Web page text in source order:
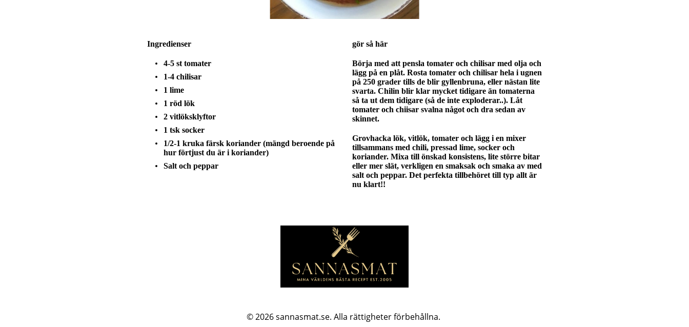
Ingredienser
4-5 st tomater
1-4 chilisar
1 lime
1 röd lök
2 vitlöksklyftor
1 tsk socker
1/2-1 kruka färsk koriander (mängd beroende på
hur förtjust du är i koriander)
Salt och peppar
gör så här
Börja med att pensla tomater och chilisar med olja och
lägg på en plåt. Rosta tomater och chilisar hela i ugnen
på 250 grader tills de blir gyllenbruna, eller nästan lite
svarta. Chilin blir klar mycket tidigare än tomaterna
så ta ut dem tidigare (så de inte exploderar..). Låt
tomater och chiisar svalna något och dra sedan av
skinnet.
Grovhacka lök, vitlök, tomater och lägg i en mixer
tillsammans med chili, pressad lime, socker och
koriander. Mixa till önskad konsistens, lite större bitar
eller mer slät, verkligen en smaksak och smaka av med
salt och peppar. Det perfekta tillbehöret till typ allt är
nu klart!!
© 2026sannasmat.se. Alla rättigheter förbehållna.